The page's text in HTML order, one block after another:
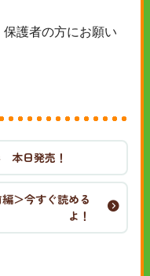
護者の方にお願い
本日発売！
＞今すぐ読める
よ！